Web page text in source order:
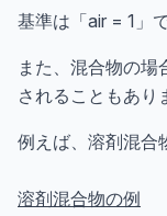
基準は「air = 1」
また、混合物の場
されることもあり
例えば、溶剤混合
溶剤混合物の例